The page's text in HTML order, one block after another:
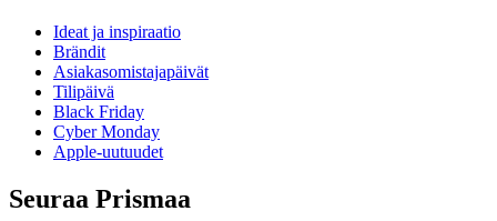
Ideat ja inspiraatio
Brändit
Asiakasomistajapäivät
Tilipäivä
Black Friday
Cyber Monday
Apple-uutuudet
Seuraa Prismaa